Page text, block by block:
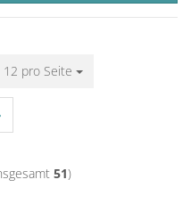
12 pro Seite
pro Seite
51)